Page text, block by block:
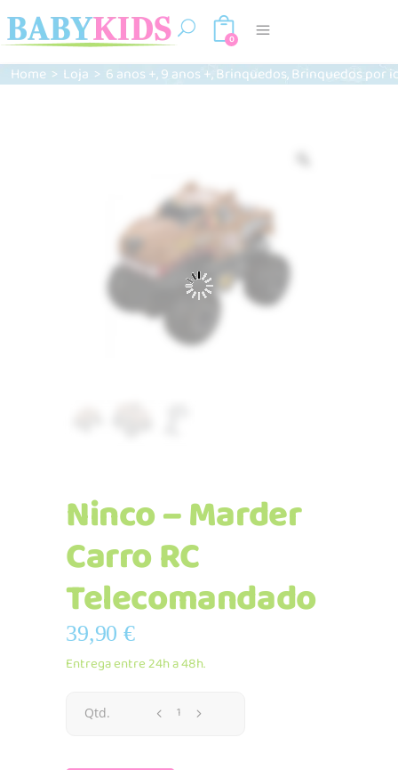
0
Home > Loja > 6 anos +,9 anos +,Brinquedos,Brinquedos por
Ninco – Marder
Carro RC
Telecomandado
39,90€
Entrega entre 24h a 48h.
Ninco
Qtd.